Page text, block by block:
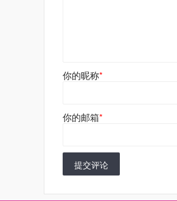
你的昵称*
你的邮箱*
提交评论